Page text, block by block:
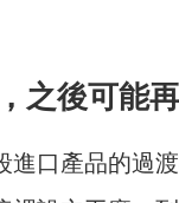
之後可能
口產品的過